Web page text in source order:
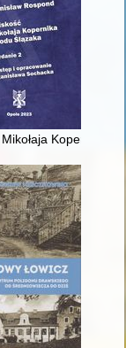
w XVI-
Kopernika z